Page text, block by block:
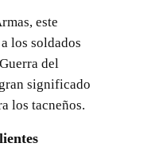
este
los soldados
del
significado
los tacneños.